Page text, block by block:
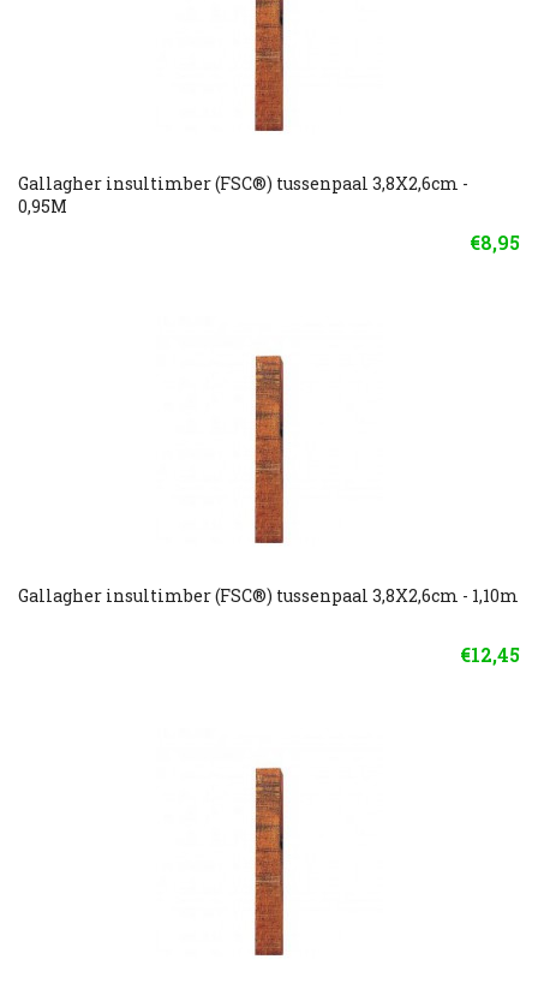
Gallagher insultimber (FSC®) tussenpaal 3,8X2,6cm -
0,95M
€8,95
Gallagher insultimber (FSC®) tussenpaal 3,8X2,6cm - 1,10m
€12,45